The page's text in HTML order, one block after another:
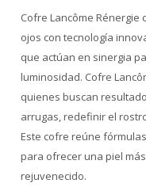
Cofre Lancôme Rénergie
ojos con tecnología
que actúan en sinergia
luminosidad. Cofre
quienes buscan
arrugas, redefinir el
Este cofre reúne
para ofrecer una piel
rejuvenecido.